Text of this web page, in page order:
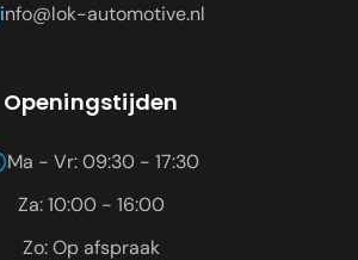
info@lok-automotive.nl
Openingstijden
Ma - Vr: 09:30 - 17:30
Za: 10:00 - 16:00
Zo: Op afspraak